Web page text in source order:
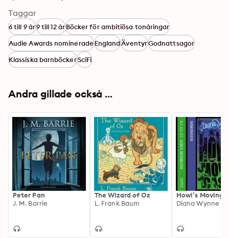
Taggar
6 till 9 år9 till 12 årBöcker för ambitiösa tonåringar
Audie Awards nomineradeEnglandÄventyrGodnattsagor
Klassiska barnböckerSciFi
Andra gillade också ...
Peter Pan
J. M. Barrie
The Wizard of Oz
L. Frank Baum
Howl’s Moving
Diana Wynne